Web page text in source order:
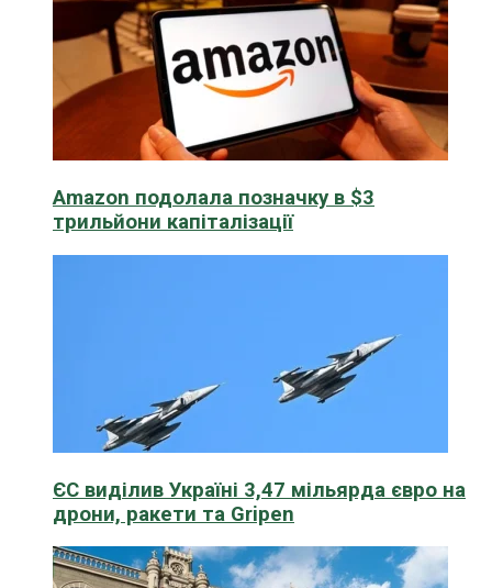
Amazon подолала позначку в $3
трильйони капіталізації
ЄС виділив Україні 3,47 мільярда євро на
дрони, ракети та Gripen